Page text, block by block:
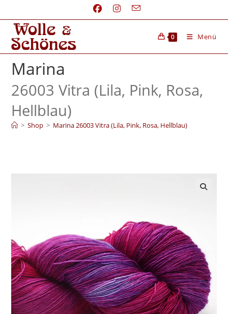
0 Menü
Marina
26003 Vitra (Lila, Pink, Rosa,
Hellblau)
> Shop > Marina 26003 Vitra (Lila, Pink, Rosa, Hellblau)